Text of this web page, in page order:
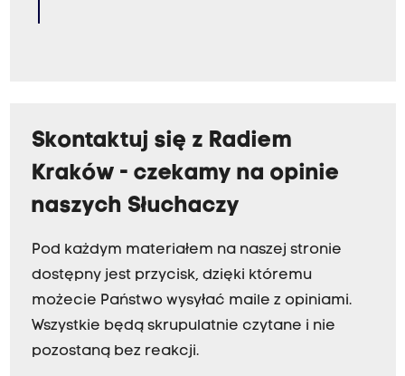
Skontaktuj się z Radiem
Kraków - czekamy na opinie
naszych Słuchaczy
Pod każdym materiałem na naszej stronie
dostępny jest przycisk, dzięki któremu
możecie Państwo wysyłać maile z opiniami.
Wszystkie będą skrupulatnie czytane i nie
pozostaną bez reakcji.